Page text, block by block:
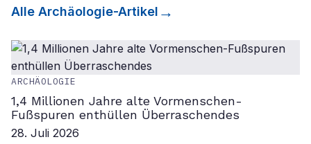
Alle Archäologie-Artikel
ARCHÄOLOGIE
1,4 Millionen Jahre alte Vormenschen-
Fußspuren enthüllen Überraschendes
28. Juli 2026